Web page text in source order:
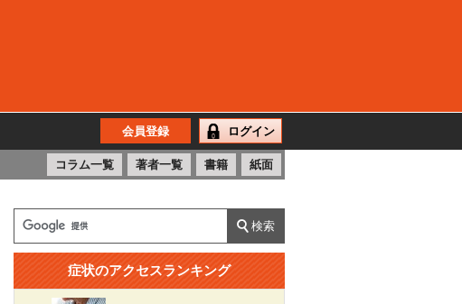
会員登録 ログイン
コラム一覧 著者一覧 書籍 紙面
症状のアクセスランキング